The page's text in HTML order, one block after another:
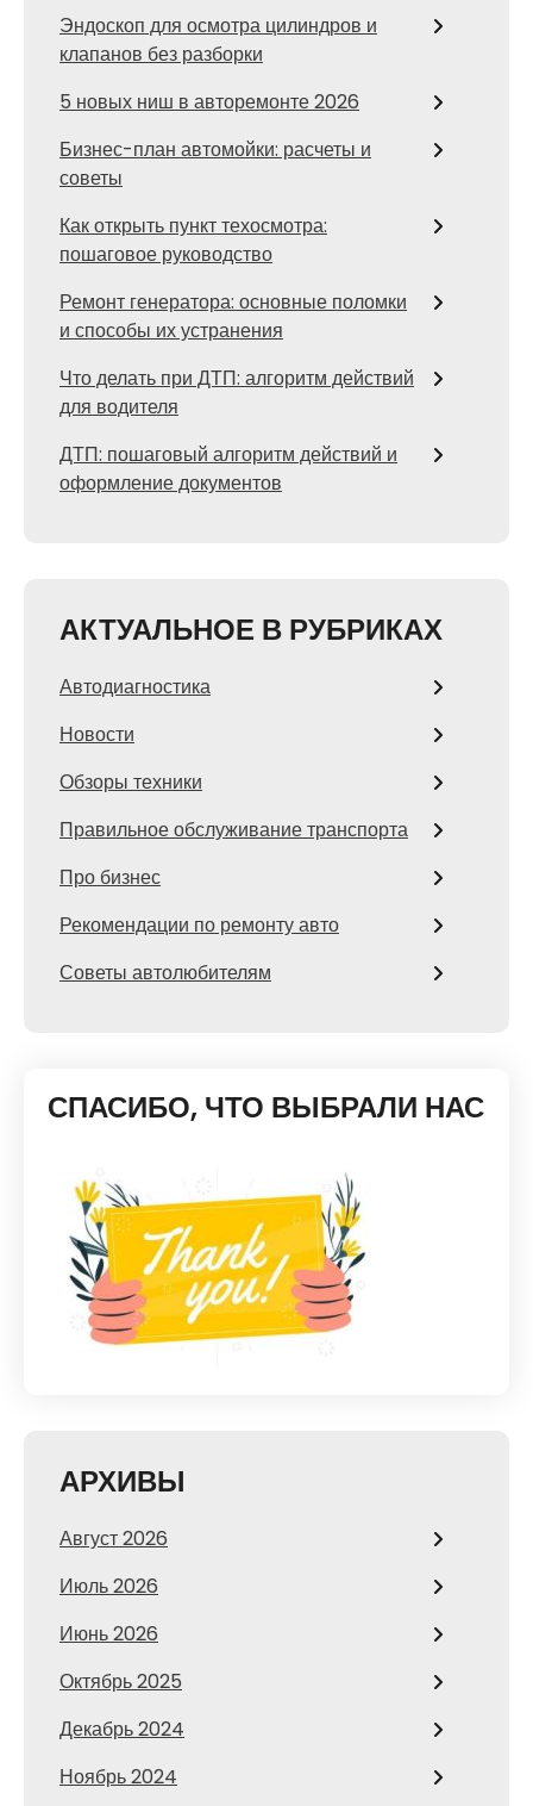
Эндоскоп для осмотра цилиндров и
клапанов без разборки
5 новых ниш в авторемонте 2026
Бизнес-план автомойки: расчеты и
советы
Как открыть пункт техосмотра:
пошаговое руководство
Ремонт генератора: основные поломки
и способы их устранения
Что делать при ДТП: алгоритм действий
для водителя
ДТП: пошаговый алгоритм действий и
оформление документов
АКТУАЛЬНОЕ В РУБРИКАХ
Автодиагностика
Новости
Обзоры техники
Правильное обслуживание транспорта
Про бизнес
Рекомендации по ремонту авто
Советы автолюбителям
СПАСИБО, ЧТО ВЫБРАЛИ НАС
АРХИВЫ
Август 2026
Июль 2026
Июнь 2026
Октябрь 2025
Декабрь 2024
Ноябрь 2024